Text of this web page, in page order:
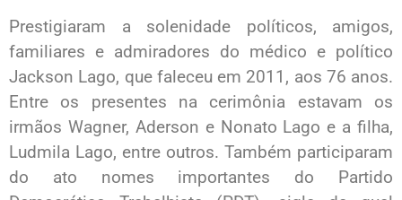
Prestigiaram a solenidade políticos, amigos,
familiares e admiradores do médico e político
Jackson Lago, que faleceu em 2011, aos 76 anos.
Entre os presentes na cerimônia estavam os
irmãos Wagner, Aderson e Nonato Lago e a filha,
Ludmila Lago, entre outros. Também participaram
do ato nomes importantes do Partido